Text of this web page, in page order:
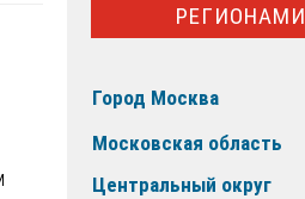
РЕГИОНАМИ
Город Москва
Московская область
Центральный округ